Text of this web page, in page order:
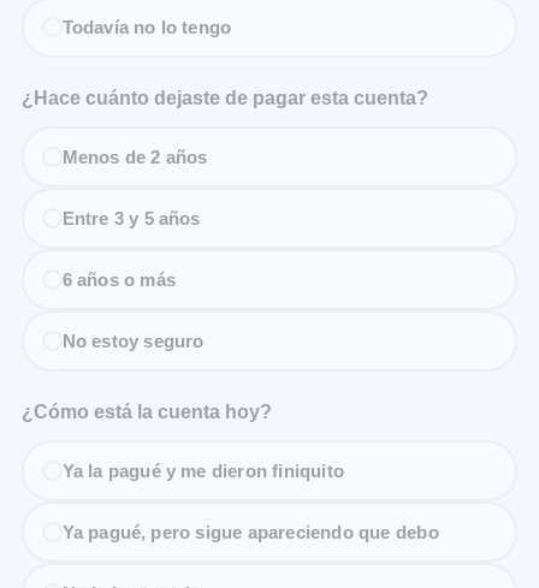
Todavía no lo tengo
¿Hace cuánto dejaste de pagar esta cuenta?
Menos de 2 años
Entre 3 y 5 años
6 años o más
No estoy seguro
¿Cómo está la cuenta hoy?
Ya la pagué y me dieron finiquito
Ya pagué, pero sigue apareciendo que debo